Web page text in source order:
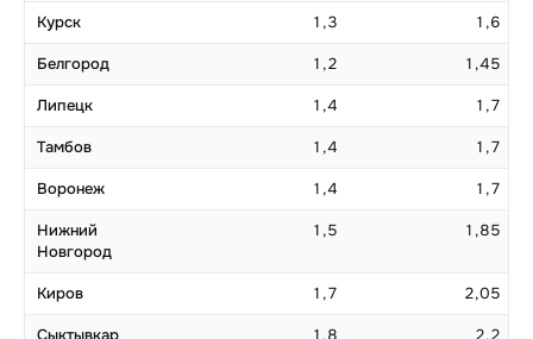
Курск 1,3 1,6
Белгород 1,2 1,45
Липецк 1,4 1,7
Тамбов 1,4 1,7
Воронеж 1,4 1,7
Нижний
Новгород
1,5 1,85
Киров 1,7 2,05
Сыктывкар 1,8 2,2